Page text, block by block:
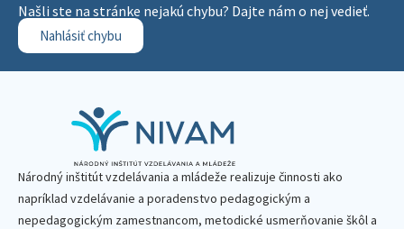
Našli ste na stránke nejakú chybu? Dajte nám o nej vedieť.
Nahlásiť chybu
Národný inštitút vzdelávania a mládeže realizuje činnosti ako
napríklad vzdelávanie a poradenstvo pedagogickým a
nepedagogickým zamestnancom, metodické usmerňovanie škôl a